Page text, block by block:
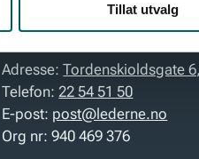
Tillat utvalg
Adresse: Tordenskioldsgate
Telefon: 22 54 51 50
E-post: post@lederne.no
Org nr: 940 469 376